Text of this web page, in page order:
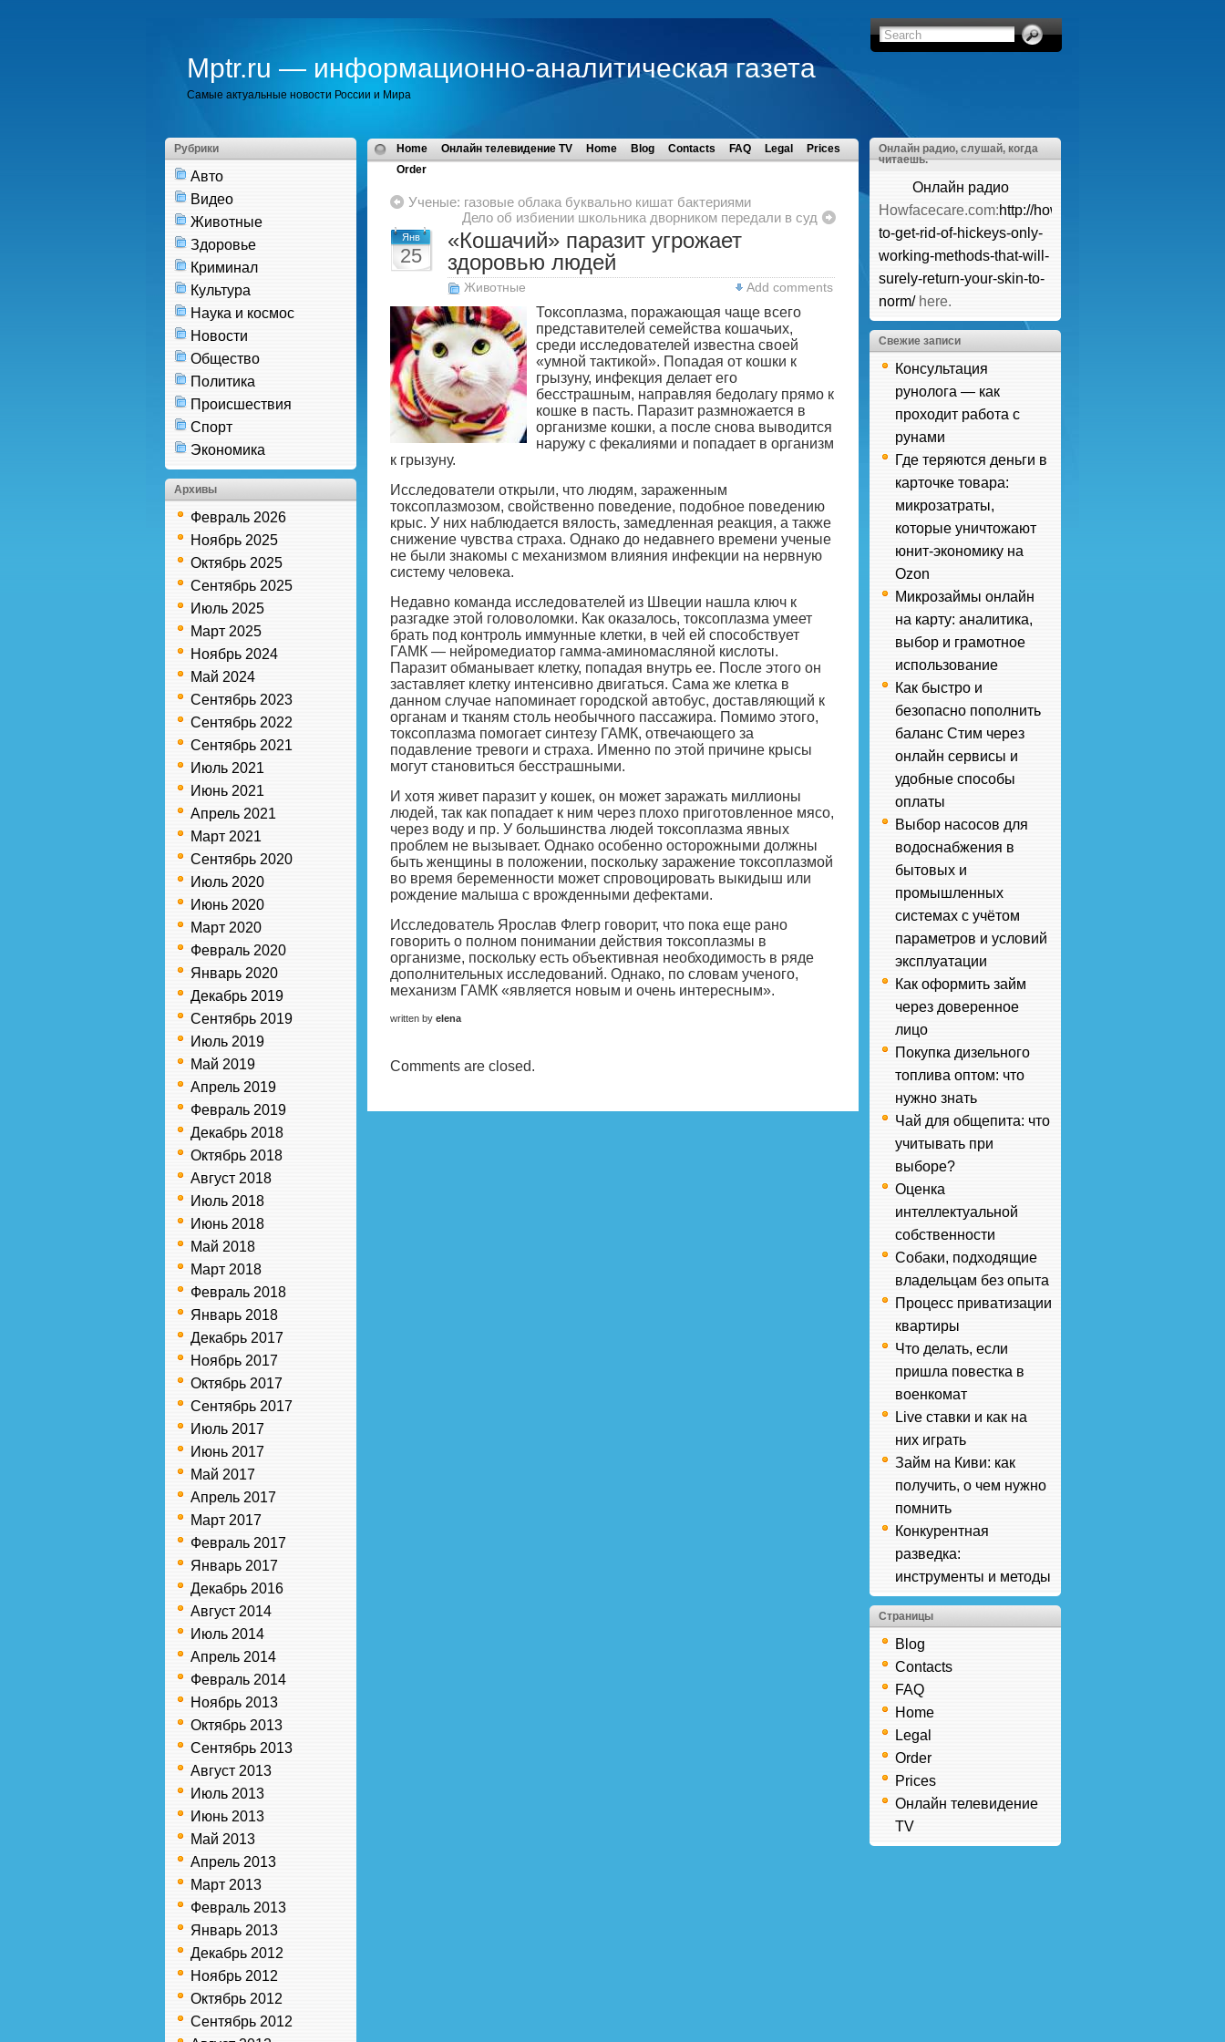
Mptr.ru — информационно-аналитическая газета
Самые актуальные новости России и Мира
Рубрики
Авто
Видео
Животные
Здоровье
Криминал
Культура
Наука и космос
Новости
Общество
Политика
Происшествия
Спорт
Экономика
Архивы
Февраль 2026
Ноябрь 2025
Октябрь 2025
Сентябрь 2025
Июль 2025
Март 2025
Ноябрь 2024
Май 2024
Сентябрь 2023
Сентябрь 2022
Сентябрь 2021
Июль 2021
Июнь 2021
Апрель 2021
Март 2021
Сентябрь 2020
Июль 2020
Июнь 2020
Март 2020
Февраль 2020
Январь 2020
Декабрь 2019
Сентябрь 2019
Июль 2019
Май 2019
Апрель 2019
Февраль 2019
Декабрь 2018
Октябрь 2018
Август 2018
Июль 2018
Июнь 2018
Май 2018
Март 2018
Февраль 2018
Январь 2018
Декабрь 2017
Ноябрь 2017
Октябрь 2017
Сентябрь 2017
Июль 2017
Июнь 2017
Май 2017
Апрель 2017
Март 2017
Февраль 2017
Январь 2017
Декабрь 2016
Август 2014
Июль 2014
Апрель 2014
Февраль 2014
Ноябрь 2013
Октябрь 2013
Сентябрь 2013
Август 2013
Июль 2013
Июнь 2013
Май 2013
Апрель 2013
Март 2013
Февраль 2013
Январь 2013
Декабрь 2012
Ноябрь 2012
Октябрь 2012
Сентябрь 2012
Home Онлайн телевидение TV Home Blog Contacts FAQ Legal
Prices
Order
Ученые: газовые облака буквально кишат бактериями
Дело об избиении школьника дворником передали в суд
Янв
25
«Кошачий» паразит угрожает
здоровью людей
Животные Add comments
Токсоплазма, поражающая чаще всего
представителей семейства кошачьих,
среди исследователей известна своей
«умной тактикой». Попадая от кошки к
грызуну, инфекция делает его
бесстрашным, направляя бедолагу прямо к
кошке в пасть. Паразит размножается в
организме кошки, а после снова выводится
наружу с фекалиями и попадает в организм
к грызуну.
Исследователи открыли, что людям, зараженным
токсоплазмозом, свойственно поведение, подобное поведению
крыс. У них наблюдается вялость, замедленная реакция, а также
снижение чувства страха. Однако до недавнего времени ученые
не были знакомы с механизмом влияния инфекции на нервную
систему человека.
Недавно команда исследователей из Швеции нашла ключ к
разгадке этой головоломки. Как оказалось, токсоплазма умеет
брать под контроль иммунные клетки, в чей ей способствует
ГАМК — нейромедиатор гамма-аминомасляной кислоты.
Паразит обманывает клетку, попадая внутрь ее. После этого он
заставляет клетку интенсивно двигаться. Сама же клетка в
данном случае напоминает городской автобус, доставляющий к
органам и тканям столь необычного пассажира. Помимо этого,
токсоплазма помогает синтезу ГАМК, отвечающего за
подавление тревоги и страха. Именно по этой причине крысы
могут становиться бесстрашными.
И хотя живет паразит у кошек, он может заражать миллионы
людей, так как попадает к ним через плохо приготовленное мясо,
через воду и пр. У большинства людей токсоплазма явных
проблем не вызывает. Однако особенно осторожными должны
быть женщины в положении, поскольку заражение токсоплазмой
во время беременности может спровоцировать выкидыш или
рождение малыша с врожденными дефектами.
Исследователь Ярослав Флегр говорит, что пока еще рано
говорить о полном понимании действия токсоплазмы в
организме, поскольку есть объективная необходимость в ряде
дополнительных исследований. Однако, по словам ученого,
механизм ГАМК «является новым и очень интересным».
written by elena
Comments are closed.
Онлайн радио, слушай, когда
читаешь.
Онлайн радио
Howfacecare.com:http://howfacecare.com/how-
to-get-rid-of-hickeys-only-
working-methods-that-will-
surely-return-your-skin-to-
norm/here.
Свежие записи
Консультация
рунолога — как
проходит работа с
рунами
Где теряются деньги в
карточке товара:
микрозатраты,
которые уничтожают
юнит-экономику на
Ozon
Микрозаймы онлайн
на карту: аналитика,
выбор и грамотное
использование
Как быстро и
безопасно пополнить
баланс Стим через
онлайн сервисы и
удобные способы
оплаты
Выбор насосов для
водоснабжения в
бытовых и
промышленных
системах с учётом
параметров и условий
эксплуатации
Как оформить займ
через доверенное
лицо
Покупка дизельного
топлива оптом: что
нужно знать
Чай для общепита: что
учитывать при
выборе?
Оценка
интеллектуальной
собственности
Собаки, подходящие
владельцам без опыта
Процесс приватизации
квартиры
Что делать, если
пришла повестка в
военкомат
Live ставки и как на
них играть
Займ на Киви: как
получить, о чем нужно
помнить
Конкурентная
разведка:
инструменты и методы
Страницы
Blog
Contacts
FAQ
Home
Legal
Order
Prices
Онлайн телевидение
TV